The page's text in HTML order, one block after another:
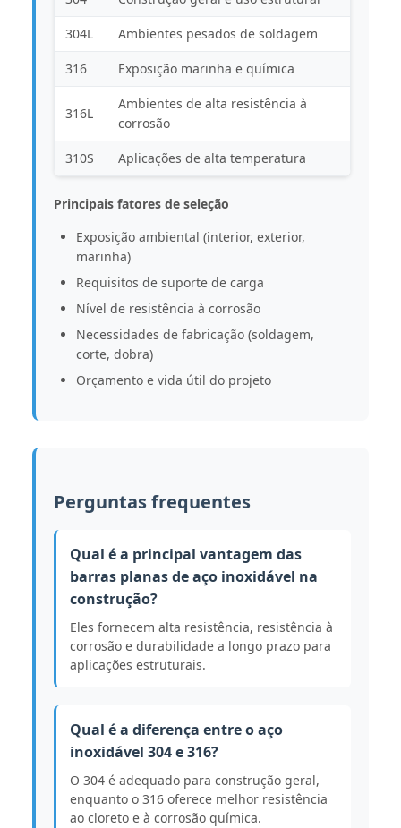
304L Ambientes pesados ​​de soldagem
316 Exposição marinha e química
316L
Ambientes de alta resistência à
corrosão
310S Aplicações de alta temperatura
Principais fatores de seleção
Exposição ambiental (interior, exterior,
marinha)
Requisitos de suporte de carga
Nível de resistência à corrosão
Necessidades de fabricação (soldagem,
corte, dobra)
Orçamento e vida útil do projeto
Perguntas frequentes
Qual é a principal vantagem das
barras planas de aço inoxidável na
construção?
Eles fornecem alta resistência, resistência à
corrosão e durabilidade a longo prazo para
aplicações estruturais.
Qual é a diferença entre o aço
inoxidável 304 e 316?
O 304 é adequado para construção geral,
enquanto o 316 oferece melhor resistência
ao cloreto e à corrosão química.